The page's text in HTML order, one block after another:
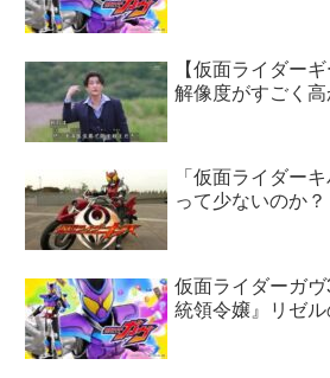
【仮面ライダー
解像度がすごく高
「仮面ライダー
って少ないのか？
仮面ライダーガ
統領令嬢』リゼル